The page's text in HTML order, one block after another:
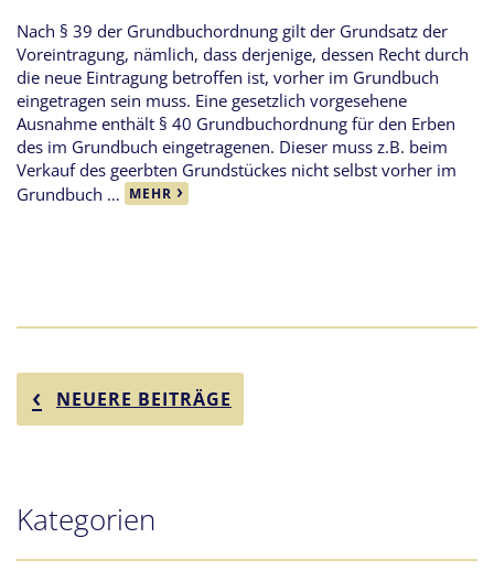
Nach § 39 der Grundbuchordnung gilt der Grundsatz der
Voreintragung, nämlich, dass derjenige, dessen Recht durch
die neue Eintragung betroffen ist, vorher im Grundbuch
eingetragen sein muss. Eine gesetzlich vorgesehene
Ausnahme enthält § 40 Grundbuchordnung für den Erben
des im Grundbuch eingetragenen. Dieser muss z.B. beim
Verkauf des geerbten Grundstückes nicht selbst vorher im
Grundbuch … MEHR
NEUERE BEITRÄGE
Kategorien